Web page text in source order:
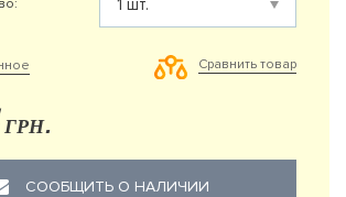
Сравнить товар
ГРН.
СООБЩИТЬ О НАЛИЧИИ